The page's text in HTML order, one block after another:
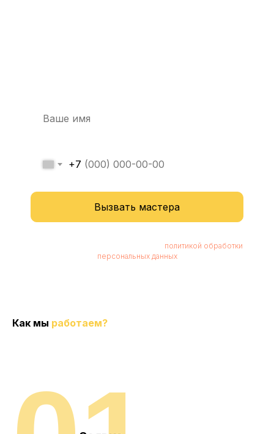
+7
Вызвать мастера
политикой обработки
персональных данных
Как мы работаем?